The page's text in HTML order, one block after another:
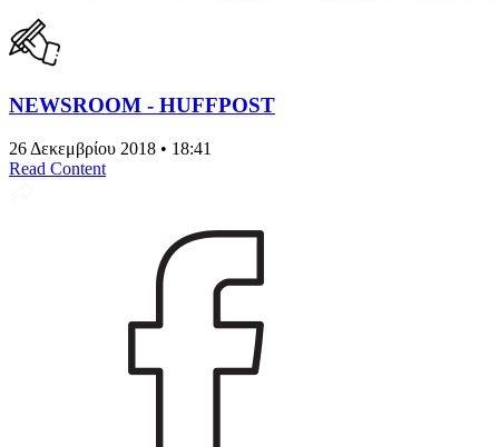
NEWSROOM - HUFFPOST
26 Δεκεμβρίου 2018 • 18:41
Read Content